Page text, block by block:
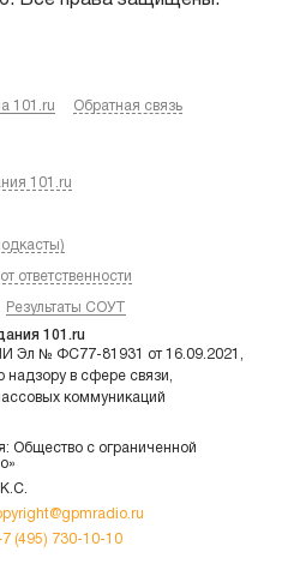
101.ru Обратная связь
101.ru
ответственности
Результаты СОУТ
101.ru
Эл № ФС77-81931 от 16.09.2021,
в сфере связи,
коммуникаций
Общество с ограниченной
К.С.
(495) 730-10-10